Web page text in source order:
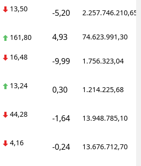
13,50 -5,20 2.257.746.210,65
161,80 4,93 74.623.991,30
16,48 -9,99 1.756.323,04
13,24 0,30 1.214.225,68
44,28 -1,64 13.948.785,10
4,16 -0,24 13.676.712,70